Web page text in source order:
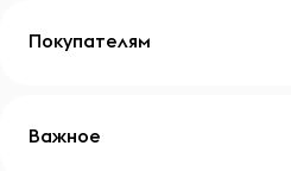
Покупателям
Важное